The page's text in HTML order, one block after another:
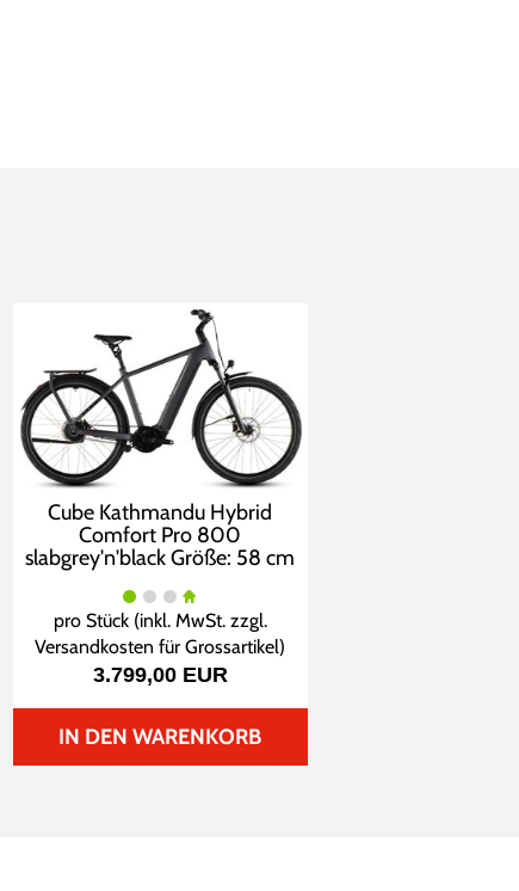
Cube Kathmandu Hybrid
Comfort Pro 800
slabgrey'n'black Größe: 58 cm
pro Stück (inkl. MwSt. zzgl.
Versandkosten für Grossartikel)
3.799,00 EUR
IN DEN WARENKORB